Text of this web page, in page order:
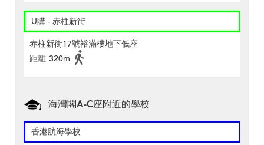
U購 - 赤柱新街
赤柱新街17號裕滿樓地下低座
距離 320m
海灣閣A-C座附近的學校
香港航海學校